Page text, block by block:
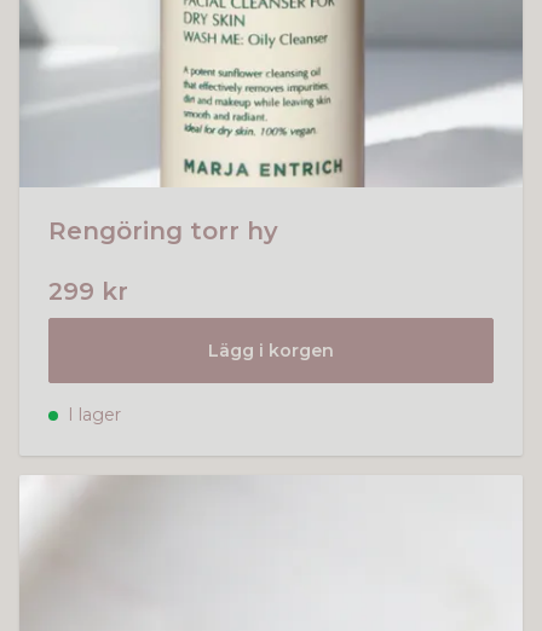
Rengöring torr hy
299 kr
Lägg i korgen
I lager